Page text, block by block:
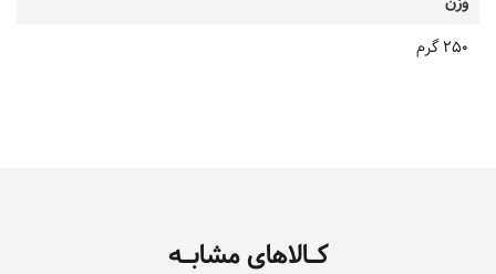
250 گرم
کـالاهای مشابـه